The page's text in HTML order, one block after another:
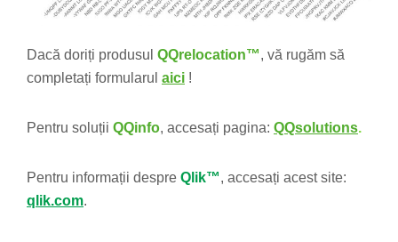
Dacă doriți produsul QQrelocation™, vă rugăm să
completați formularul aici !
Pentru soluții QQinfo, accesați pagina: QQsolutions.
Pentru informații despre Qlik™, accesați acest site:
qlik.com.